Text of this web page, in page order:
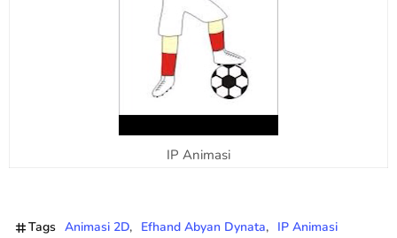
IP Animasi
Tags Animasi 2D Efhand Abyan Dynata IP Animasi